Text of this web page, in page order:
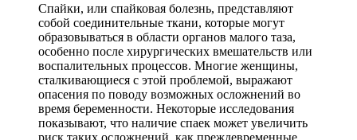
Спайки, или спайковая болезнь, представляют
собой соединительные ткани, которые могут
образовываться в области органов малого таза,
особенно после хирургических вмешательств или
воспалительных процессов. Многие женщины,
сталкивающиеся с этой проблемой, выражают
опасения по поводу возможных осложнений во
время беременности. Некоторые исследования
показывают, что наличие спаек может увеличить
риск таких осложнений, как преждевременные